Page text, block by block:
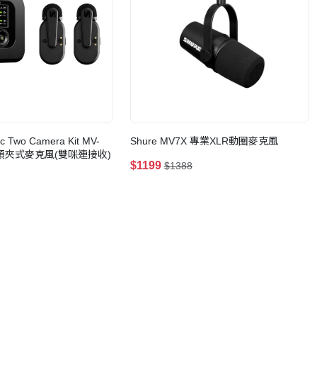
Two Camera Kit MV-
夾式麥克風(雙咪連接收)
Shure MV7X 專業XLR動圈麥克風
$1199 $1388